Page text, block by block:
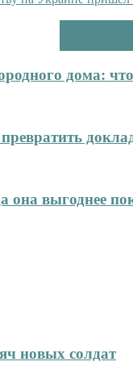
дома:
она выгоднее
новых солдат